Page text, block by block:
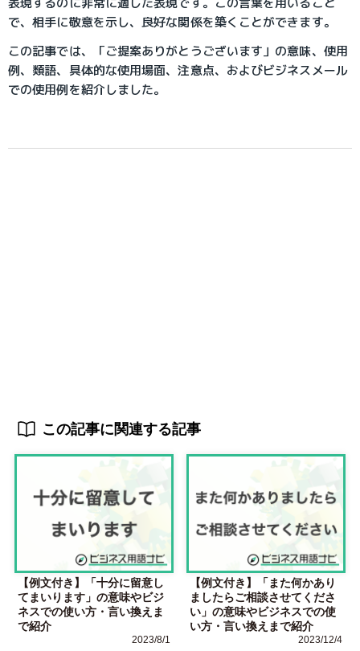
で、相手に敬意を示し、良好な関係を築くことができます。
この記事では、「ご提案ありがとうございます」の意味、使用
例、類語、具体的な使用場面、注意点、およびビジネスメール
での使用例を紹介しました。
この記事に関連する記事
【例文付き】「十分に留意し
てまいります」の意味やビジ
ネスでの使い方・言い換えま
で紹介
2023/8/1
【例文付き】「また何かあり
ましたらご相談させてくださ
い」の意味やビジネスでの使
い方・言い換えまで紹介
2023/12/4